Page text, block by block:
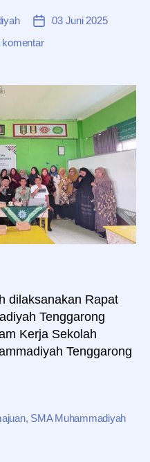
Tanggal
03 Juni 2025
komentarpada
SMA
MUHAMMADIYAH
TENGGARONG
TAHUN
2025
dilaksanakan Rapat
Tenggarong
Kerja Sekolah
Tenggarong
, SMA Muhammadiyah